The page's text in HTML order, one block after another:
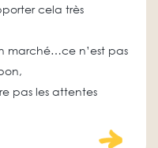
cela très
marché…ce n’est pas
pas les attentes